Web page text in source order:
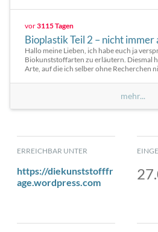
vor3115 Tagen
Bioplastik Teil 2 – nicht
Hallo meine Lieben, ich habe euch ja
Biokunststoffarten zu erläutern. Diesmal
Arte, auf die ich selber ohne Recherchen
mehr...
ERREICHBAR UNTER
https://diekunststofffr
age.wordpress.com